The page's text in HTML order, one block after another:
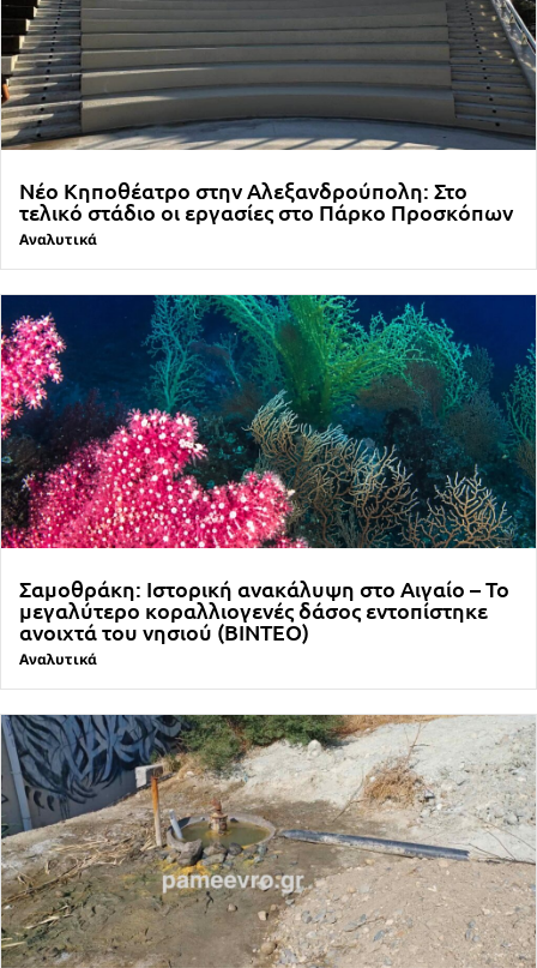
Νέο Κηποθέατρο στην Αλεξανδρούπολη: Στο
τελικό στάδιο οι εργασίες στο Πάρκο Προσκόπων
Αναλυτικά
Σαμοθράκη: Ιστορική ανακάλυψη στο Αιγαίο – Το
μεγαλύτερο κοραλλιογενές δάσος εντοπίστηκε
ανοιχτά του νησιού (ΒΙΝΤΕΟ)
Αναλυτικά